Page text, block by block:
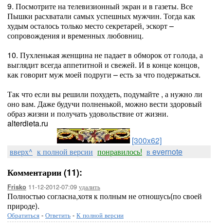
9. Посмотрите на телевизионный экран и в газеты. Все
Пышки расхватали самых успешных мужчин. Тогда как
худым осталось только место секретарей, эскорт –
сопровождения и временных любовниц.
10. Пухленькая женщина не падает в обморок от голода, а
выглядит всегда аппетитной и свежей. И в конце концов,
как говорит муж моей подруги – есть за что подержаться.
Так что если вы решили похудеть, подумайте , а нужно ли
оно вам. Даже будучи полненькой, можно вести здоровый
образ жизни и получать удовольствие от жизни.
alterdieta.ru
[300x62]
вверх^ к полной версии понравилось! в evernote
Комментарии (11):
Frisko 11-12-2012-07:09 удалить
Полностью согласна,хотя к полным не отношусь(по своей
природе).
Обратиться - Ответить - К полной версии